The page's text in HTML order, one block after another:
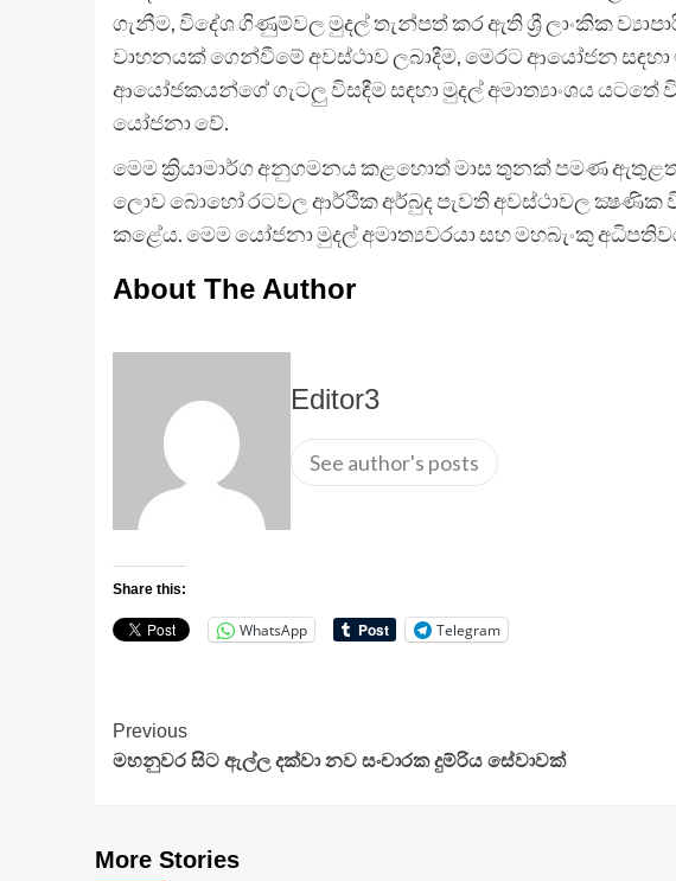
ගැනීම, විදේශ ගිණුම්වල මුදල් තැන්පත් කර ඇති ශ්‍රී ලාංකික
වාහනයක් ගෙන්වීමේ අවස්ථාව ලබාදීම, මෙරට ආයෝජන
ආයෝජකයන්ගේ ගැටලු විසඳීම සඳහා මුදල් අමාත්‍යාංශය
යෝජනා වේ.
මෙම ක්‍රියාමාර්ග අනුගමනය කළහොත් මාස තුනක් පමණ
ලොව බොහෝ රටවල ආර්ථික අර්බුද පැවති අවස්ථාවල ක්‍ෂණික
කළේය. මෙම යෝජනා මුදල් අමාත්‍යවරයා සහ මහබැංකු
About The Author
Editor3
See author's posts
Share this:
WhatsApp Telegram
Continue
Reading
Previous
මහනුවර සිට ඇල්ල දක්වා නව සංචාරක දුම්රිය සේවාවක්
More Stories